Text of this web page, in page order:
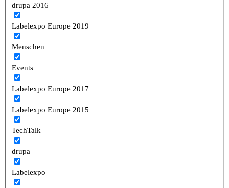
drupa 2016
Labelexpo Europe 2019
Menschen
Events
Labelexpo Europe 2017
Labelexpo Europe 2015
TechTalk
drupa
Labelexpo